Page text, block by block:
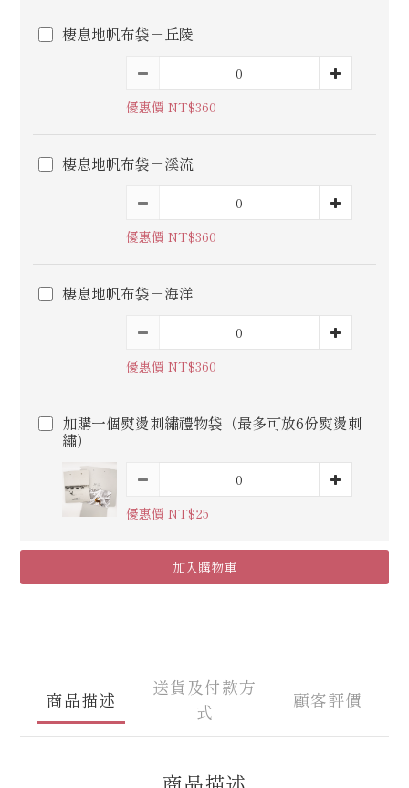
棲息地帆布袋－丘陵
優惠價 NT$360
棲息地帆布袋－溪流
優惠價 NT$360
棲息地帆布袋－海洋
優惠價 NT$360
加購一個熨燙刺繡禮物袋（最多可放6份熨燙刺
繡）
優惠價 NT$25
加入購物車
商品描述
送貨及付款方
式
顧客評價